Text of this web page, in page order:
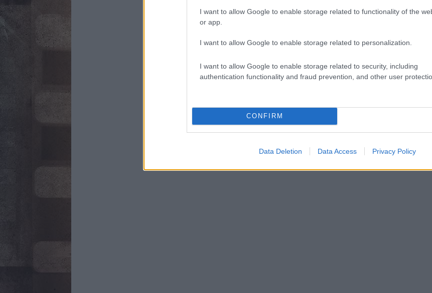
I want to allow Google to enable storage related to functionality of the
or app.
I want to allow Google to enable storage related to personalization.
I want to allow Google to enable storage related to security, including
authentication functionality and fraud prevention, and other user
CONFIRM
Data Deletion Data Access Privacy Policy